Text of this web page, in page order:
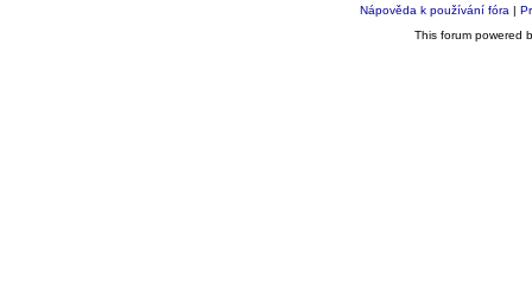
Nápověda k používání fóra |
This forum powered